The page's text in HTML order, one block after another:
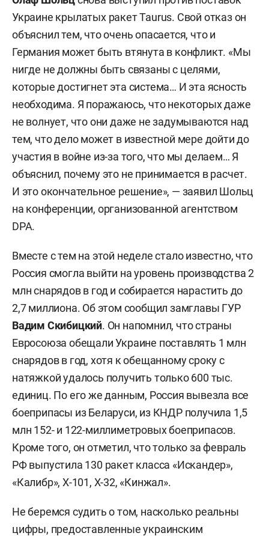
Украине крылатых ракет Taurus. Свой отказ он
объяснил тем, что очень опасается, что и
Германия может быть втянута в конфликт. «Мы
нигде не должны быть связаны с целями,
которые достигнет эта система… И эта ясность
необходима. Я поражаюсь, что некоторых даже
не волнует, что они даже не задумываются над
тем, что дело может в известной мере дойти до
участия в войне из-за того, что мы делаем… Я
объяснил, почему это не принимается в расчет.
И это окончательное решение», — заявил Шольц
на конференции, организованной агентством
DPA.
Вместе с тем на этой неделе стало известно, что
Россия смогла выйти на уровень производства 2
млн снарядов в год и собирается нарастить до
2,7 миллиона. Об этом сообщил замглавы ГУР
Вадим Скибицкий. Он напомнил, что страны
Евросоюза обещали Украине поставлять 1 млн
снарядов в год, хотя к обещанному сроку с
натяжкой удалось получить только 600 тыс.
единиц. По его же данным, Россия вывезла все
боеприпасы из Беларуси, из КНДР получила 1,5
млн 152- и 122-миллиметровых боеприпасов.
Кроме того, он отметил, что только за февраль
РФ выпустила 130 ракет класса «Искандер»,
«Калибр», Х-101, Х-32, «Кинжал».
Не беремся судить о том, насколько реальны
цифры, предоставленные украинским